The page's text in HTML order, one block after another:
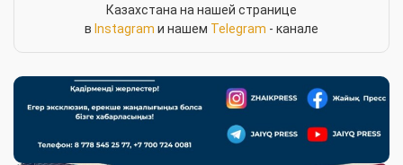
Казахстана на нашей странице
в Instagram и нашем Telegram - канале